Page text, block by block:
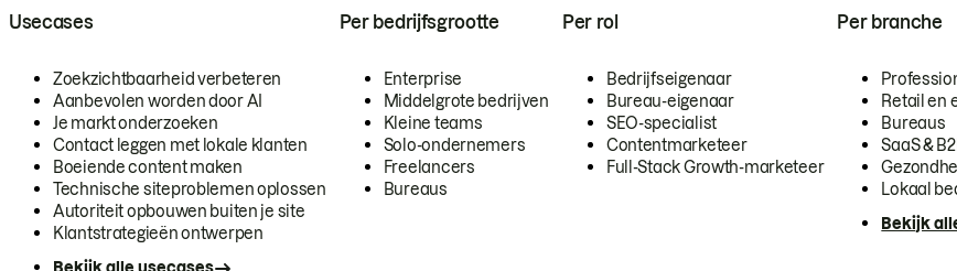
Usecases
Zoekzichtbaarheid verbeteren
Aanbevolen worden door AI
Je markt onderzoeken
Contact leggen met lokale klanten
Boeiende content maken
Technische siteproblemen oplossen
Autoriteit opbouwen buiten je site
Klantstrategieën ontwerpen
Per bedrijfsgrootte
Enterprise
Middelgrote bedrijven
Kleine teams
Solo-ondernemers
Freelancers
Bureaus
Per rol
Bedrijfseigenaar
Bureau-eigenaar
SEO-specialist
Contentmarketeer
Full-Stack Growth-marketeer
Per branche
Retail en
Bureaus
SaaS &
Lokaal
Bekijk